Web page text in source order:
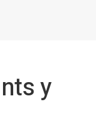
y